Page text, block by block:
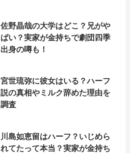
佐野晶哉の大学はどこ？兄がや
ばい？実家が金持ちで劇団四季
出身の噂も！
宮世琉弥に彼女はいる？ハーフ
説の真相やミルク辞めた理由を
調査
川島如恵留はハーフ？いじめら
れてたって本当？実家が金持ち